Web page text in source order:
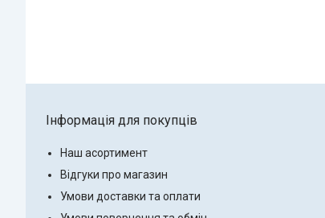
Інформація для покупців
Наш асортимент
Відгуки про магазин
Умови доставки та оплати